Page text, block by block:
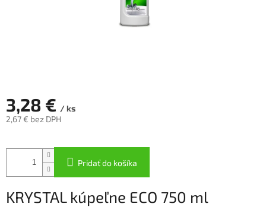
3,28 € / ks
2,67 € bez DPH
cena:
Pridať do košíka
KRYSTAL kúpeľne ECO 750 ml